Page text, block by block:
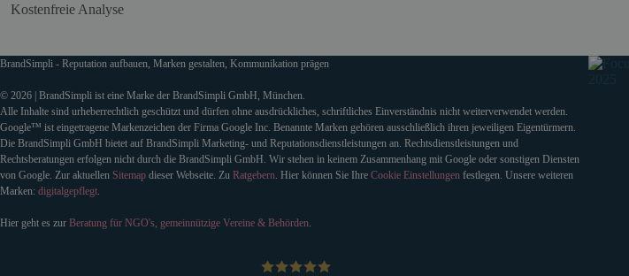
Kostenfreie Analyse
BrandSimpli - Reputation aufbauen, Marken gestalten, Kommunikation prägen
© 2026 | BrandSimpli ist eine Marke der BrandSimpli GmbH, München.
Alle Inhalte sind urheberrechtlich geschützt und dürfen ohne ausdrückliches, schriftliches Einverständnis nicht weiterverwendet werden.
Google™ ist eingetragene Markenzeichen der Firma Google Inc. Benannte Marken gehören ausschließlich ihren jeweiligen Eigentürmern.
Die BrandSimpli GmbH bietet auf BrandSimpli Marketing- und Reputationsdienstleistungen an. Rechtsdienstleistungen und
Rechtsberatungen erfolgen nicht durch die BrandSimpli GmbH. Wir stehen in keinem Zusammenhang mit Google oder sonstigen Diensten
von Google. Zur aktuellen Sitemap dieser Webseite. Zu Ratgebern . Hier können Sie Ihre Cookie Einstellungen festlegen. Unsere weiteren
Marken: digitalgepflegt
Hier geht es zur Beratung für NGO's, gemeinnützige Vereine & Behörden